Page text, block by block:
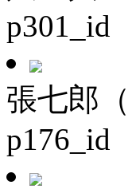
p301_id
張七郎
p176_id